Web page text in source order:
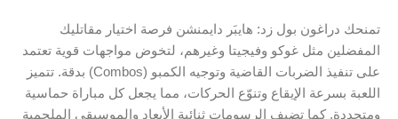
تمنحك دراغون بول زد: هايبَر دايمنشن فرصة اختيار مقاتليك
المفضلين مثل غوكو وفيجيتا وغيرهم، لتخوض مواجهات قوية تعتمد
على تنفيذ الضربات القاضية وتوجيه الكمبو (Combos) بدقة. تتميز
اللعبة بسرعة الإيقاع وتنوّع الحركات، مما يجعل كل مباراة حماسية
ومتجددة. كما تضيف الرسومات ثنائية الأبعاد والموسيقى الملحمية